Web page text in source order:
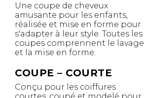
Une coupe de cheveux
amusante pour les enfants,
réalisée et mise en forme pour
s'adapter à leur style. Toutes les
coupes comprennent le lavage
et la mise en forme.
COUPE – COURTE
Conçu pour les coiffures